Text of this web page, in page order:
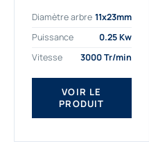
adaptée à tous types
de machines.
triphasé 0.25 Kw Gamak
à haut rendement...
Diamètre arbre 11x23mm
Puissance
0.25 Kw
Vitesse
3000 Tr/min
VOIR LE
PRODUIT